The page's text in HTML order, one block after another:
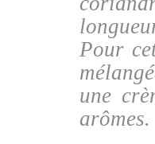
Pour
une
arômes.